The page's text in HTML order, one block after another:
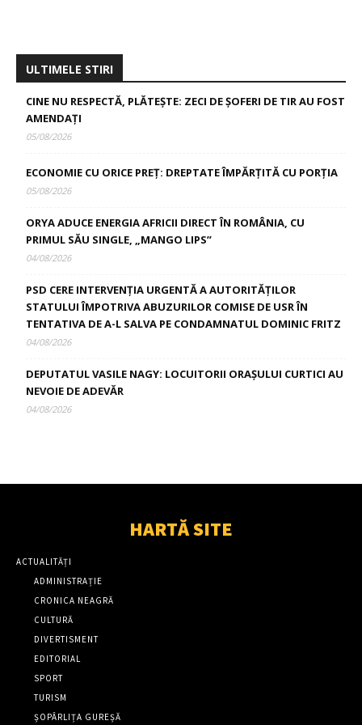
ULTIMELE STIRI
CINE NU RESPECTĂ, PLĂTEȘTE: ZECI DE ȘOFERI DE TIR AU FOST
AMENDAȚI
05/08/2026
ECONOMIE CU ORICE PREȚ: DREPTATE ÎMPĂRȚITĂ CU PORȚIA
05/08/2026
ORYA ADUCE ENERGIA AFRICII DIRECT ÎN ROMÂNIA, CU
PRIMUL SĂU SINGLE, „MANGO LIPS”
04/08/2026
PSD CERE INTERVENȚIA URGENTĂ A AUTORITĂȚILOR
STATULUI ÎMPOTRIVA ABUZURILOR COMISE DE USR ÎN
TENTATIVA DE A-L SALVA PE CONDAMNATUL DOMINIC FRITZ
04/08/2026
DEPUTATUL VASILE NAGY: LOCUITORII ORAȘULUI CURTICI AU
NEVOIE DE ADEVĂR
04/08/2026
HARTĂ SITE
ACTUALITĂȚI
ADMINISTRAȚIE
CRONICA NEAGRĂ
CULTURĂ
DIVERTISMENT
EDITORIAL
SPORT
TURISM
ȘOPÂRLIȚA GUREȘĂ